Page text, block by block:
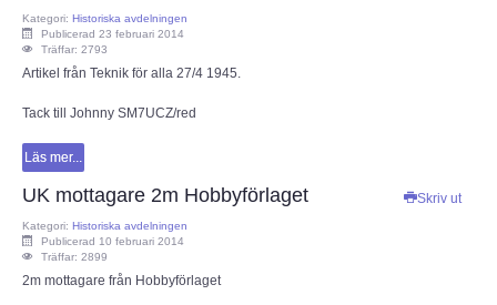
Provfrågegruppen
PTS mötesanteckningar
IARU dokument
Elsäkerhetsverket
Kategori: Historiska avdelningen
Publicerad 23 februari 2014
Träffar: 2793
Artikel från Teknik för alla 27/4 1945.
Tack till Johnny SM7UCZ/red
Läs mer...
Skriv ut
UK mottagare 2m Hobbyförlaget
Kategori: Historiska avdelningen
Publicerad 10 februari 2014
Träffar: 2899
2m mottagare från Hobbyförlaget